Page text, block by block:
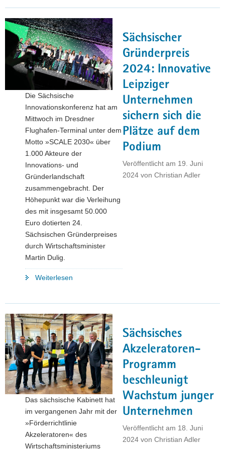
lernen"
Sächsischer
Gründerpreis
2024: Innovative
Leipziger
Unternehmen
sichern sich die
Plätze auf dem
Podium
Veröffentlicht am 19. Juni
2024 von Christian Adler
Die Sächsische
Innovationskonferenz hat am
Mittwoch im Dresdner
Flughafen-Terminal unter dem
Motto »SCALE 2030« über
1.000 Akteure der
Innovations- und
Gründerlandschaft
zusammengebracht. Der
Höhepunkt war die Verleihung
des mit insgesamt 50.000
Euro dotierten 24.
Sächsischen Gründerpreises
durch Wirtschaftsminister
Martin Dulig.
Weiterlesen
Leipziger
Unternehmen
sichern
sich
die
Plätze
auf
dem
Podium"
Sächsisches
Akzeleratoren-
Programm
beschleunigt
Wachstum junger
Unternehmen
Veröffentlicht am 18. Juni
2024 von Christian Adler
Das sächsische Kabinett hat
im vergangenen Jahr mit der
»Förderrichtlinie
Akzeleratoren« des
Wirtschaftsministeriums